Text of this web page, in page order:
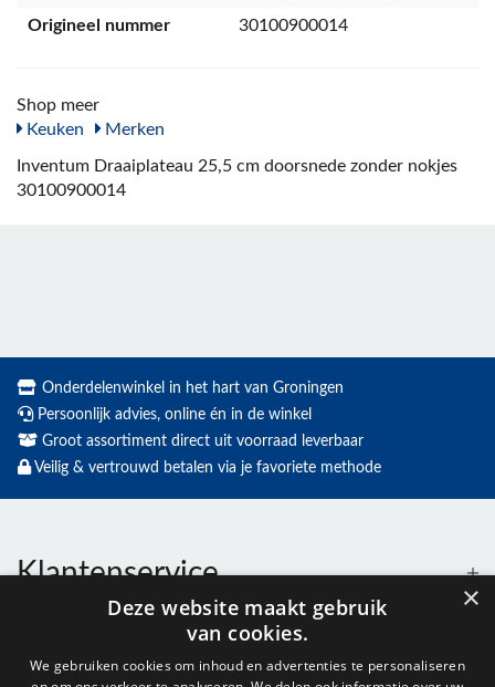
Origineel nummer
30100900014
Shop meer
Keuken
Merken
Inventum Draaiplateau 25,5 cm doorsnede zonder nokjes
30100900014
Onderdelenwinkel in het hart van Groningen
Persoonlijk advies, online én in de winkel
Groot assortiment direct uit voorraad leverbaar
Veilig & vertrouwd betalen via je favoriete methode
Klantenservice
×
Deze website maakt gebruik
van cookies.
We gebruiken cookies om inhoud en advertenties te personaliseren